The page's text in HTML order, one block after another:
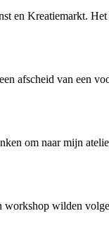
en Kreatiemarkt.
afscheid van een
om naar mijn
workshop wilden